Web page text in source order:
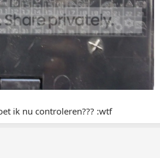
ik nu controleren??? :wtf